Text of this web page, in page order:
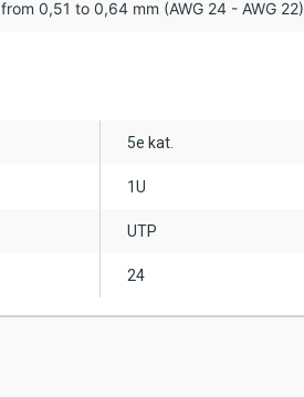
from 0,51 to 0,64 mm (AWG 24 - AWG 22)
5e kat.
1U
UTP
24